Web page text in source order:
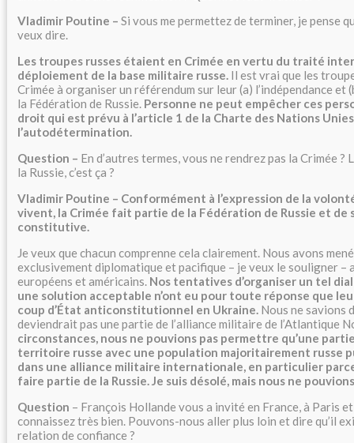
Vladimir Poutine – Si vous me permettez de terminer, je pense
veux dire.
Les troupes russes étaient en Crimée en vertu du traité
déploiement de la base militaire russe. Il est vrai que les
Crimée à organiser un référendum sur leur (a) l’indépendance et
la Fédération de Russie. Personne ne peut empêcher ces
droit qui est prévu à l’article 1 de la Charte des Nations
l’autodétermination.
Question – En d’autres termes, vous ne rendrez pas la Crimée
la Russie, c’est ça ?
Vladimir Poutine – Conformément à l’expression de la
vivent, la Crimée fait partie de la Fédération de Russie et de
constitutive.
Je veux que chacun comprenne cela clairement. Nous avons
exclusivement diplomatique et pacifique – je veux le souligner –
européens et américains. Nos tentatives d’organiser un tel
une solution acceptable n’ont eu pour toute réponse que
coup d’État anticonstitutionnel en Ukraine. Nous ne savions
deviendrait pas une partie de l’alliance militaire de l’Atlantique
circonstances, nous ne pouvions pas permettre qu’une
territoire russe avec une population majoritairement russe
dans une alliance militaire internationale, en particulier
faire partie de la Russie. Je suis désolé, mais nous ne
Question – François Hollande vous a invité en France, à Paris
connaissez très bien. Pouvons-nous aller plus loin et dire qu’il
relation de confiance ?